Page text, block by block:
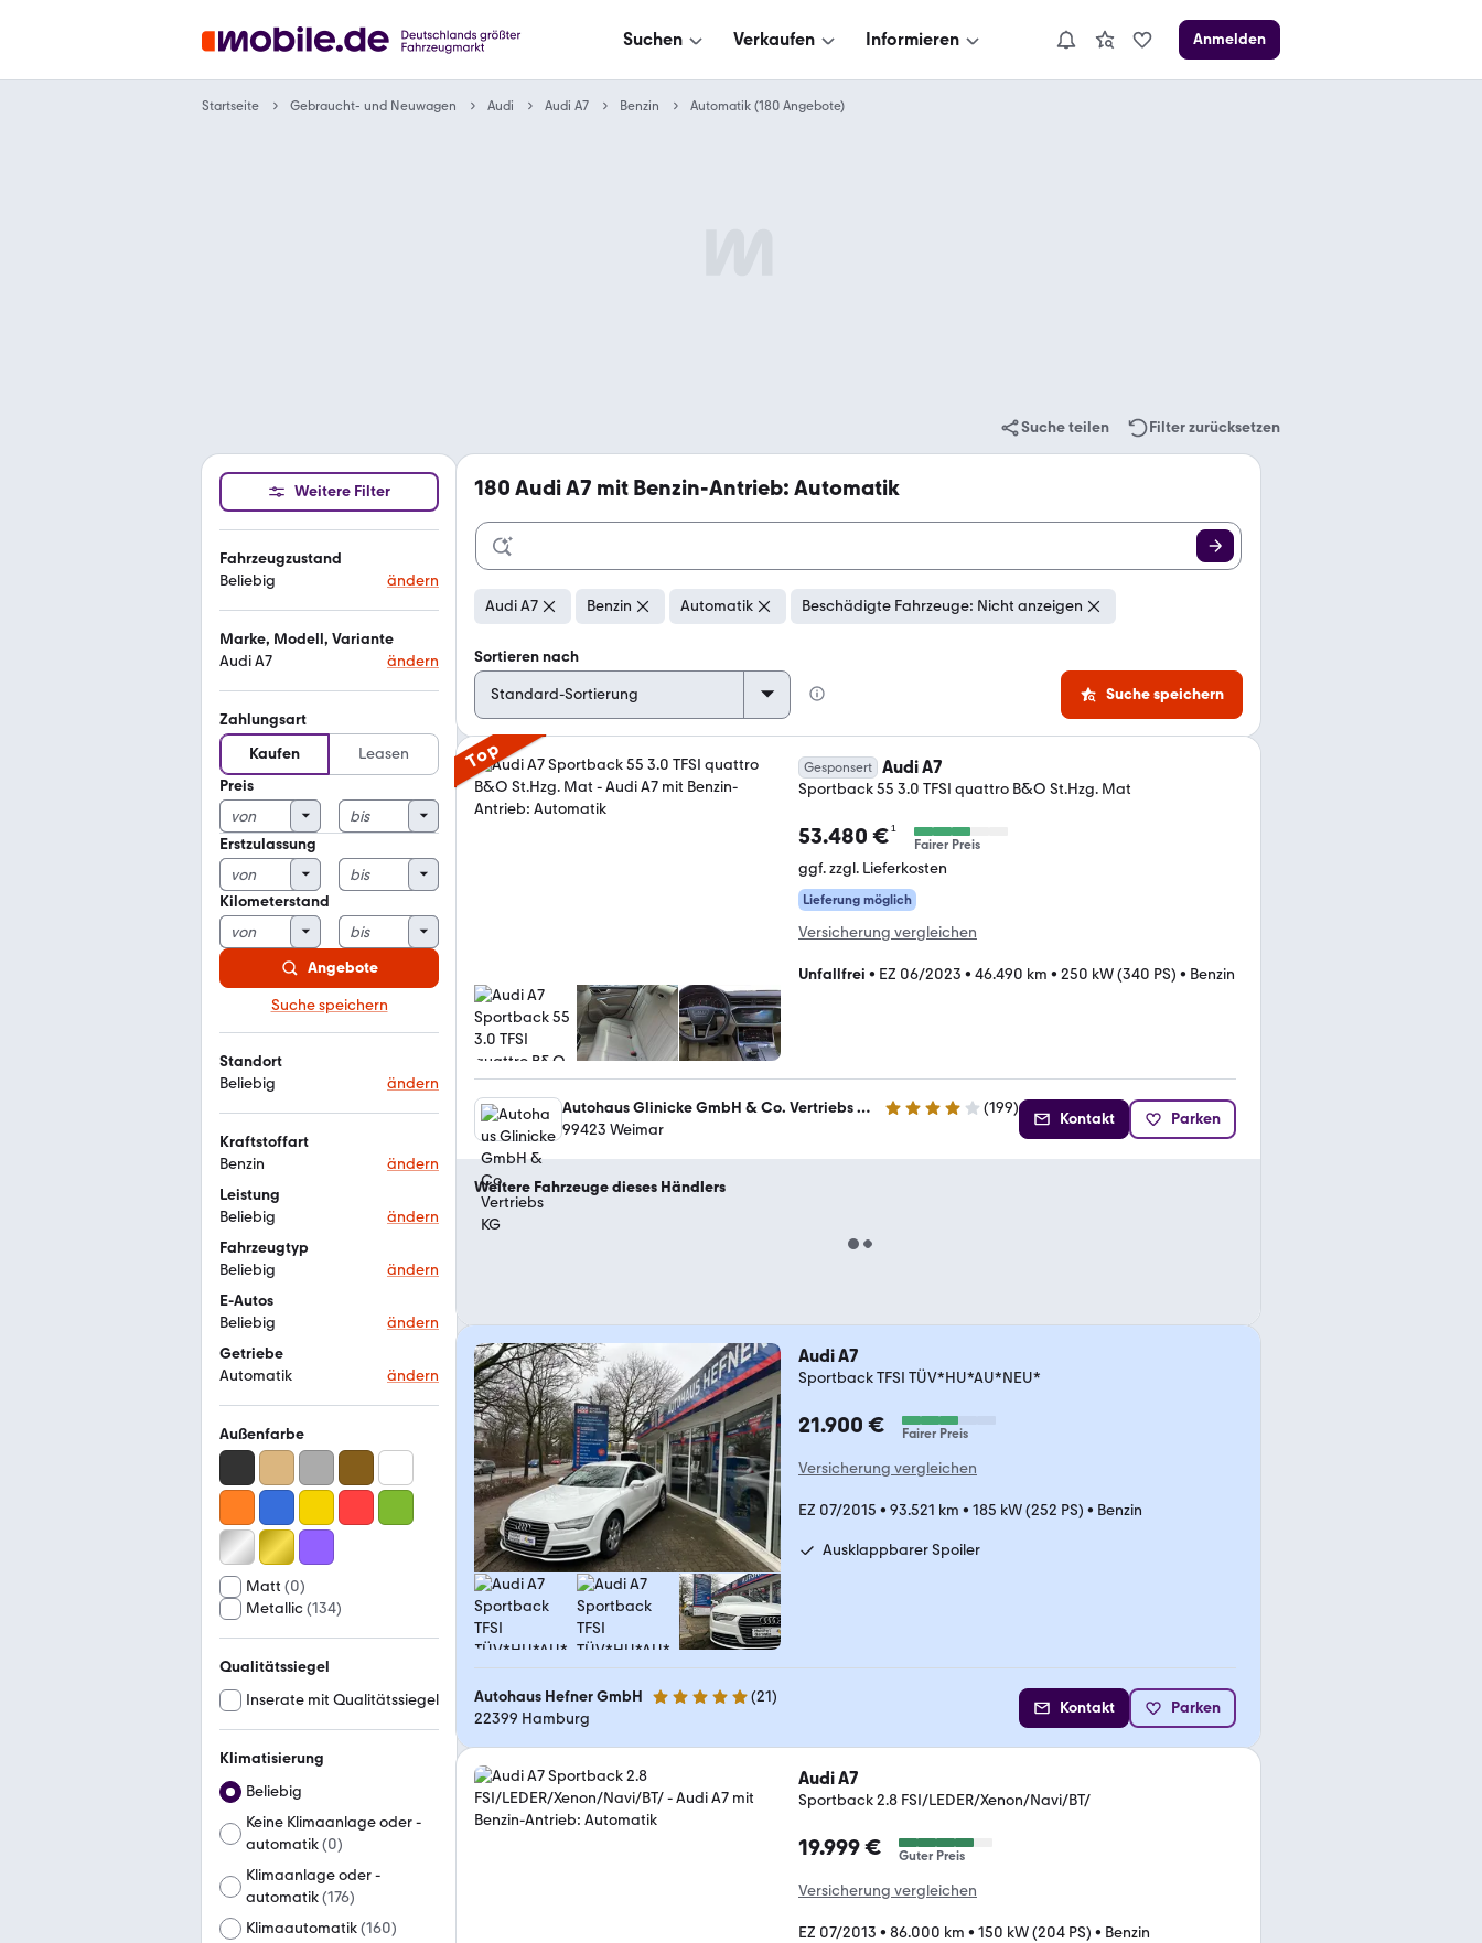
Suchen Verkaufen Informieren Anmelden
Startseite Gebraucht- und Neuwagen Audi Audi A7 Benzin Automatik (180 Angebote)
Suche teilen Filter zurücksetzen
Weitere Filter
Fahrzeugzustand
Beliebig
ändern
Marke, Modell, Variante
Audi A7
ändern
Zahlungsart
Kaufen
Leasen
Preis
Erstzulassung
Kilometerstand
Angebote
Suche speichern
Standort
Beliebig
ändern
Kraftstoffart
Benzin
ändern
Leistung
Beliebig
ändern
Fahrzeugtyp
Beliebig
ändern
E-Autos
Beliebig
ändern
Getriebe
Automatik
ändern
Außenfarbe
Matt (0)
Metallic(134)
Qualitätssiegel
Inserate mit Qualitätssiegel
Klimatisierung
Beliebig
Keine Klimaanlage oder -
automatik(0)
Klimaanlage oder -
automatik(176)
Klimaautomatik(160)
180 Audi A7 mit Benzin-Antrieb: Automatik
Audi A7 Benzin Automatik Beschädigte Fahrzeuge: Nicht anzeigen
Sortieren nach
Suche speichern
Top Gesponsert Audi A7
Sportback 55 3.0 TFSI quattro B&O St.Hzg. Mat
53.480 €¹
Fairer Preis
ggf. zzgl. Lieferkosten
Lieferung möglich
Versicherung vergleichen
Unfallfrei • EZ 06/2023 • 46.490 km • 250 kW (340 PS) • Benzin
Autohaus Glinicke GmbH & Co. Vertriebs KG 4.2 Sterne (199)
99423 Weimar
Kontakt Parken
Weitere Fahrzeuge dieses Händlers
Audi A7
Sportback TFSI TÜV*HU*AU*NEU*
21.900 € Fairer Preis
Versicherung vergleichen
EZ 07/2015 • 93.521 km • 185 kW (252 PS) • Benzin
Ausklappbarer Spoiler
Autohaus Hefner GmbH 4.8 Sterne (21)
22399 Hamburg
Kontakt Parken
Audi A7
Sportback 2.8 FSI/LEDER/Xenon/Navi/BT/
19.999 € Guter Preis
Versicherung vergleichen
EZ 07/2013 • 86.000 km • 150 kW (204 PS) • Benzin